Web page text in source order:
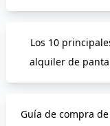
Los 10
alquiler de
Guía de compra